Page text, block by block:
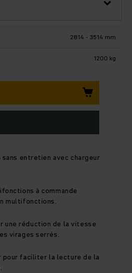
2814 - 3514 mm
1200 kg
entretien avec chargeur
à commande
multifonctions.
une réduction de la vitesse
virages serrés.
pour faciliter la lecture de la